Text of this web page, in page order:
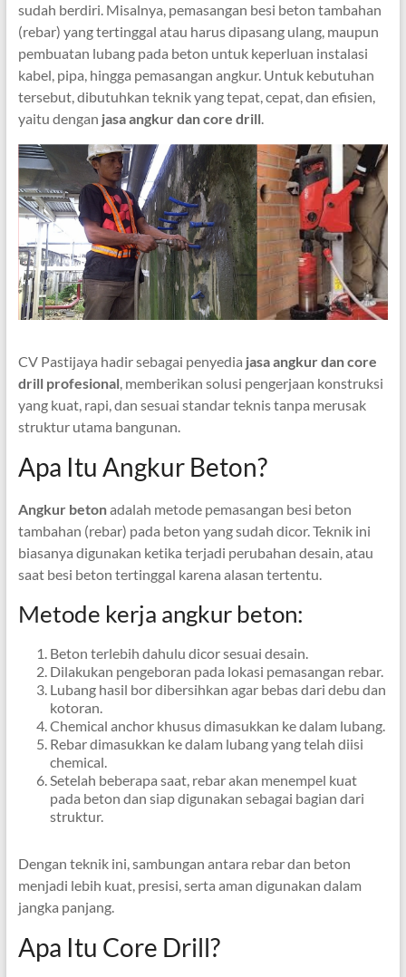
sudah berdiri. Misalnya, pemasangan besi beton tambahan
(rebar) yang tertinggal atau harus dipasang ulang, maupun
pembuatan lubang pada beton untuk keperluan instalasi
kabel, pipa, hingga pemasangan angkur. Untuk kebutuhan
tersebut, dibutuhkan teknik yang tepat, cepat, dan efisien,
yaitu dengan jasa angkur dan core drill.
CV Pastijaya hadir sebagai penyedia jasa angkur dan core
drill profesional, memberikan solusi pengerjaan konstruksi
yang kuat, rapi, dan sesuai standar teknis tanpa merusak
struktur utama bangunan.
Apa Itu Angkur Beton?
Angkur betonadalah metode pemasangan besi beton
tambahan (rebar) pada beton yang sudah dicor. Teknik ini
biasanya digunakan ketika terjadi perubahan desain, atau
saat besi beton tertinggal karena alasan tertentu.
Metode kerja angkur beton:
Beton terlebih dahulu dicor sesuai desain.
Dilakukan pengeboran pada lokasi pemasangan rebar.
Lubang hasil bor dibersihkan agar bebas dari debu dan
kotoran.
Chemical anchor khusus dimasukkan ke dalam lubang.
Rebar dimasukkan ke dalam lubang yang telah diisi
chemical.
Setelah beberapa saat, rebar akan menempel kuat
pada beton dan siap digunakan sebagai bagian dari
struktur.
Dengan teknik ini, sambungan antara rebar dan beton
menjadi lebih kuat, presisi, serta aman digunakan dalam
jangka panjang.
Apa Itu Core Drill?